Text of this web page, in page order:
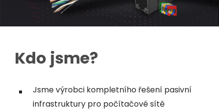
Kdo jsme?
Jsme výrobci kompletního řešení pasivní
infrastruktury pro počítačové sítě